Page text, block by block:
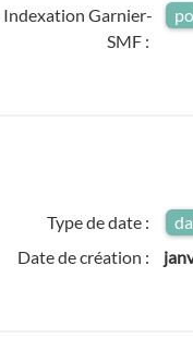
Indexation Garnier-
SMF :
Type de date :
Date de création :